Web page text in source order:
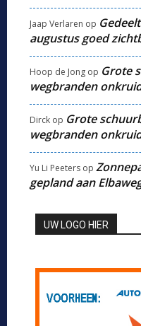
Jaap Verlaren op
augustus goed
Hoop de Jong op Grote
wegbranden
Dirck op Grote
wegbranden
Yu Li Peeters op
gepland aan
UW LOGO HIER